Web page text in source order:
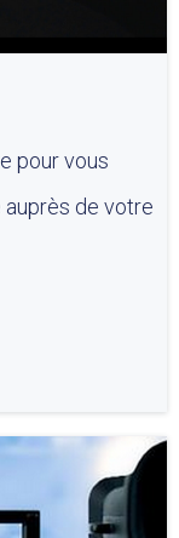
pour vous
de votre